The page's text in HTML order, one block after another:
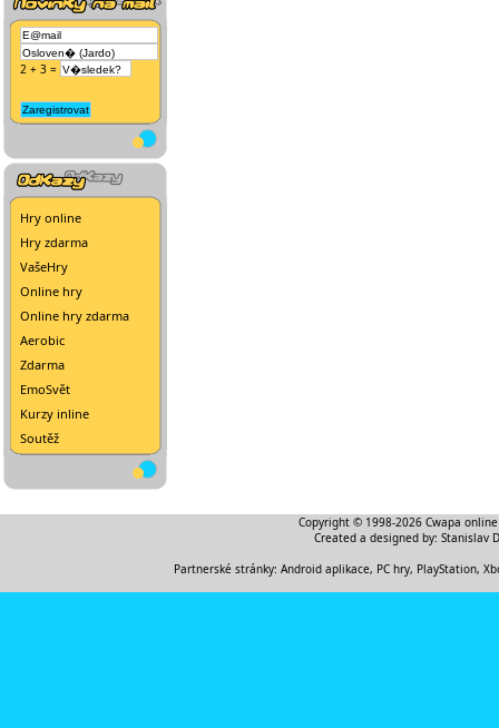
2 + 3 =
Hry online
Hry zdarma
VašeHry
Online hry
Online hry zdarma
Aerobic
Zdarma
EmoSvět
Kurzy inline
Soutěž
Copyright © 1998-2026 Cwapa
Created a designed by: Stanislav
Partnerské stránky: Android aplikace, PC hry, PlayStation,